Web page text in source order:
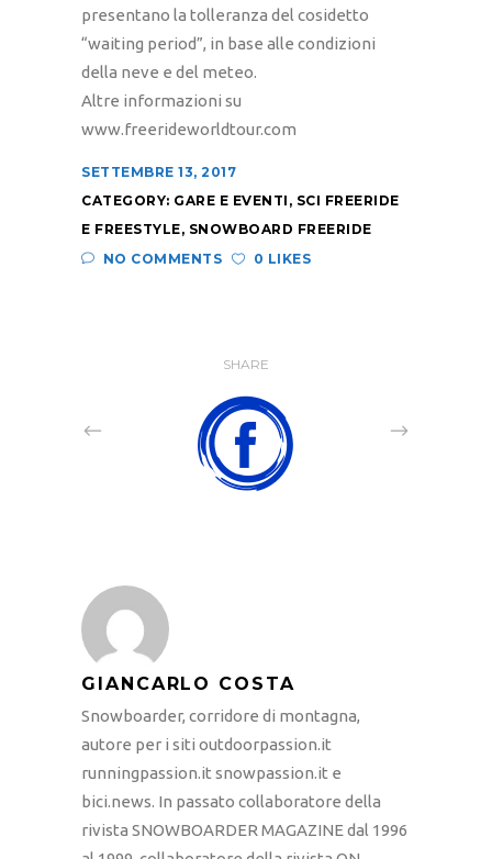
presentano la tolleranza del cosidetto
“waiting period”, in base alle condizioni
della neve e del meteo.
Altre informazioni su
www.freerideworldtour.com
SETTEMBRE 13, 2017
CATEGORY: GARE E EVENTI , SCI FREERIDE
E FREESTYLE, SNOWBOARD FREERIDE
NO COMMENTS
0 LIKES
SHARE
GIANCARLO COSTA
Snowboarder, corridore di montagna,
autore per i siti outdoorpassion.it
runningpassion.it snowpassion.it e
bici.news. In passato collaboratore della
rivista SNOWBOARDER MAGAZINE dal 1996